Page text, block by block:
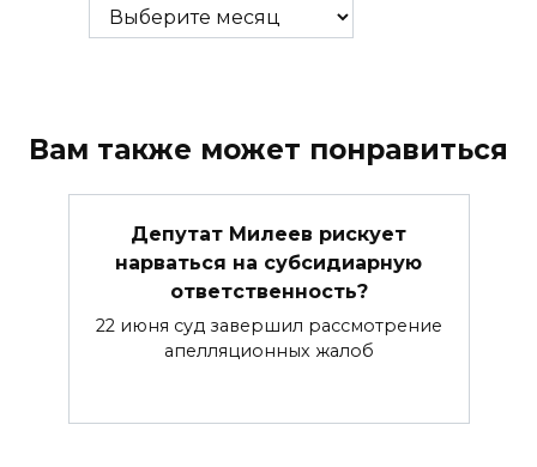
Вам также может понравиться
Депутат Милеев рискует
нарваться на субсидиарную
ответственность?
22 июня суд завершил рассмотрение
апелляционных жалоб